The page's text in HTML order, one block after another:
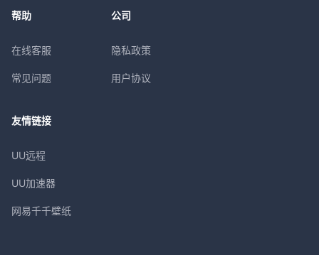
帮助
在线客服
常见问题
公司
隐私政策
用户协议
友情链接
UU远程
UU加速器
网易千千壁纸